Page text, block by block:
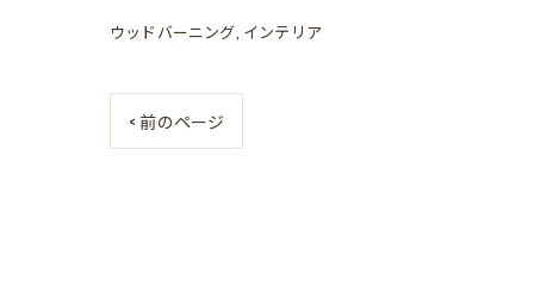
ウッドバーニング インテリア
< 前のページ